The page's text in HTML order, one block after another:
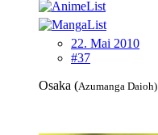
22. Mai 2010
#37
Osaka (Azumanga Daioh)